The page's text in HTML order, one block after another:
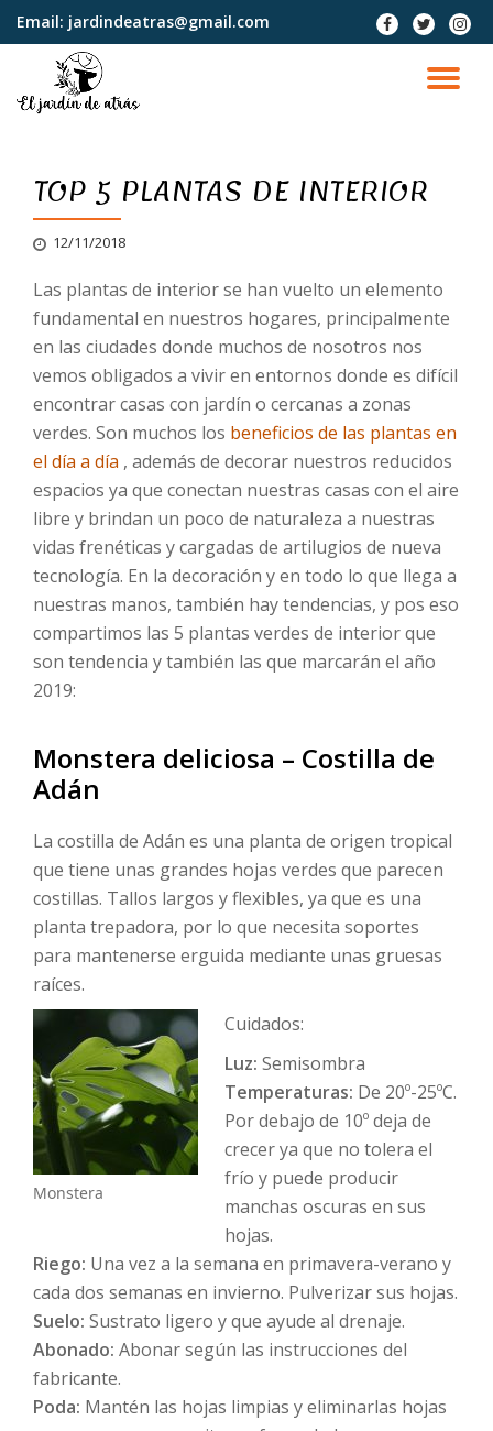
contenido
Email: jardindeatras@gmail.com
fa-
facebook
fa-
twitter
fa-
TOP 5 PLANTAS DE INTERIOR
12/11/2018
Las plantas de interior se han vuelto un elemento
fundamental en nuestros hogares, principalmente
en las ciudades donde muchos de nosotros nos
vemos obligados a vivir en entornos donde es difícil
encontrar casas con jardín o cercanas a zonas
verdes. Son muchos los beneficios de las plantas en
el día a día , además de decorar nuestros reducidos
espacios ya que conectan nuestras casas con el aire
libre y brindan un poco de naturaleza a nuestras
vidas frenéticas y cargadas de artilugios de nueva
tecnología. En la decoración y en todo lo que llega a
nuestras manos, también hay tendencias, y pos eso
compartimos las 5 plantas verdes de interior que
son tendencia y también las que marcarán el año
2019:
Monstera deliciosa – Costilla de
Adán
La costilla de Adán es una planta de origen tropical
que tiene unas grandes hojas verdes que parecen
costillas. Tallos largos y flexibles, ya que es una
planta trepadora, por lo que necesita soportes
para mantenerse erguida mediante unas gruesas
raíces.
Monstera
Cuidados:
Luz: Semisombra
Temperaturas: De 20º-25ºC.
Por debajo de 10º deja de
crecer ya que no tolera el
frío y puede producir
manchas oscuras en sus
hojas.
Riego: Una vez a la semana en primavera-verano y
cada dos semanas en invierno. Pulverizar sus hojas.
Suelo: Sustrato ligero y que ayude al drenaje.
Abonado: Abonar según las instrucciones del
fabricante.
Poda: Mantén las hojas limpias y eliminarlas hojas